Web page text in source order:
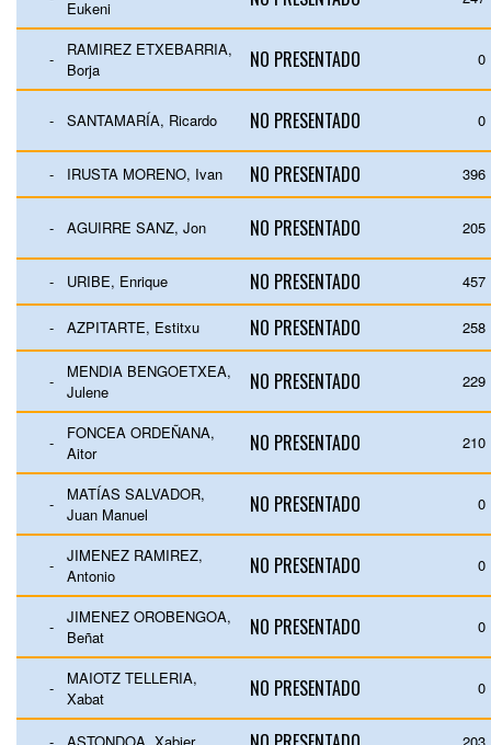
Eukeni
-
RAMIREZ ETXEBARRIA,
Borja
NO PRESENTADO 0
- SANTAMARÍA, Ricardo NO PRESENTADO 0
- IRUSTA MORENO, Ivan NO PRESENTADO 396
- AGUIRRE SANZ, Jon NO PRESENTADO 205
- URIBE, Enrique NO PRESENTADO 457
- AZPITARTE, Estitxu NO PRESENTADO 258
-
MENDIA BENGOETXEA,
Julene
NO PRESENTADO 229
-
FONCEA ORDEÑANA,
Aitor
NO PRESENTADO 210
-
MATÍAS SALVADOR,
Juan Manuel
NO PRESENTADO 0
-
JIMENEZ RAMIREZ,
Antonio
NO PRESENTADO 0
-
JIMENEZ OROBENGOA,
Beñat
NO PRESENTADO 0
-
MAIOTZ TELLERIA,
Xabat
NO PRESENTADO 0